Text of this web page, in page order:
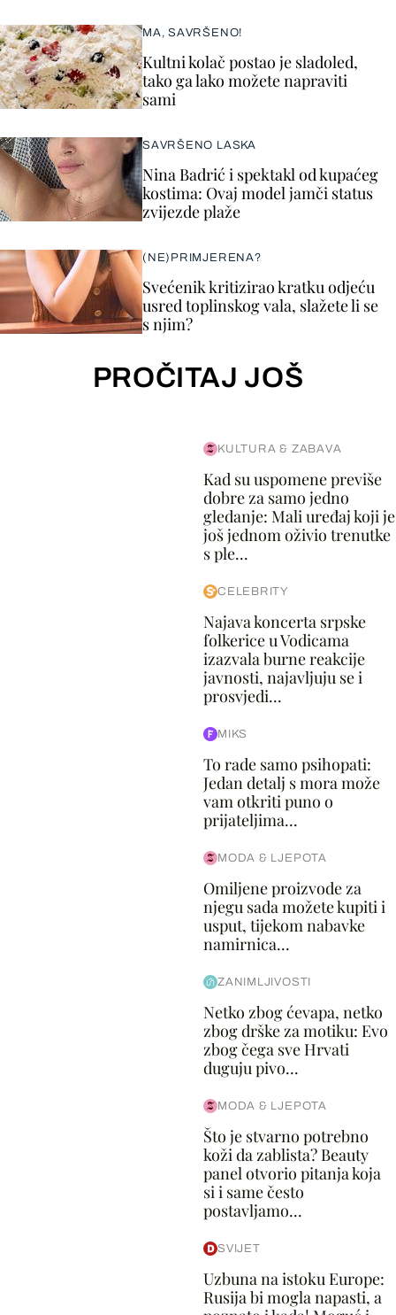
MA, SAVRŠENO!
Kultni kolač postao je sladoled,
tako ga lako možete napraviti
sami
SAVRŠENO LASKA
Nina Badrić i spektakl od kupaćeg
kostima: Ovaj model jamči status
zvijezde plaže
(NE)PRIMJERENA?
Svećenik kritizirao kratku odjeću
usred toplinskog vala, slažete li se
s njim?
PROČITAJ JOŠ
KULTURA & ZABAVA
Kad su uspomene previše
dobre za samo jedno
gledanje: Mali uređaj koji je
još jednom oživio trenutke
s ple...
CELEBRITY
Najava koncerta srpske
folkerice u Vodicama
izazvala burne reakcije
javnosti, najavljuju se i
prosvjedi...
MIKS
To rade samo psihopati:
Jedan detalj s mora može
vam otkriti puno o
prijateljima...
MODA & LJEPOTA
Omiljene proizvode za
njegu sada možete kupiti i
usput, tijekom nabavke
namirnica...
ZANIMLJIVOSTI
Netko zbog ćevapa, netko
zbog drške za motiku: Evo
zbog čega sve Hrvati
duguju pivo...
MODA & LJEPOTA
Što je stvarno potrebno
koži da zablista? Beauty
panel otvorio pitanja koja
si i same često
postavljamo...
SVIJET
Uzbuna na istoku Europe:
Rusija bi mogla napasti, a